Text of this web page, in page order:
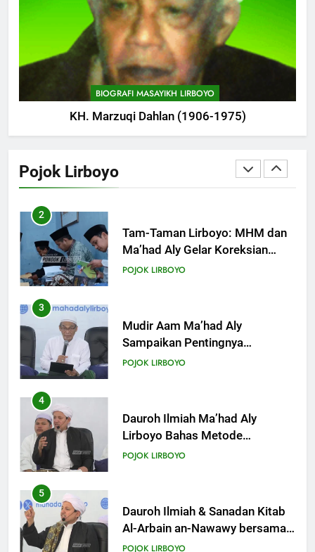
BIOGRAFI MASAYIKH LIRBOYO
KH. Marzuqi Dahlan (1906-1975)
Pojok Lirboyo
Silaturahi dan Istighosah
Bersama Kapolda Jawa Timur
POJOK LIRBOYO
Lirboyo Gelar Ujian Talaqi
Daerah Serentak di Muktamar
2
Tam-Taman Lirboyo: MHM dan
Ma’had Aly Gelar Koreksian
Kitab Semester Ganjil
POJOK LIRBOYO
3
Mudir Aam Ma’had Aly
Sampaikan Pentingnya
Mempelajari Ilmu Hadis Dalam
POJOK LIRBOYO
4
Dauroh Ilmiah Ma’had Aly
Lirboyo Bahas Metode
Ahlusunnah dalam
POJOK LIRBOYO
5
Dauroh Ilmiah & Sanadan Kitab
Al-Arbain an-Nawawy bersama
As-Syaikh Dr. Yasir Al-Adny
POJOK LIRBOYO